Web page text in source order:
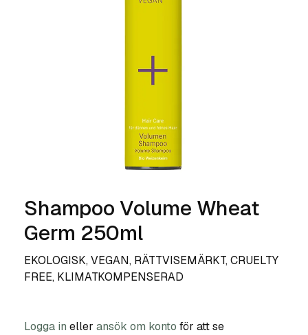
Shampoo Volume Wheat
Germ 250ml
EKOLOGISK, VEGAN, RÄTTVISEMÄRKT, CRUELTY
FREE, KLIMATKOMPENSERAD
Logga in eller ansök om konto för att se